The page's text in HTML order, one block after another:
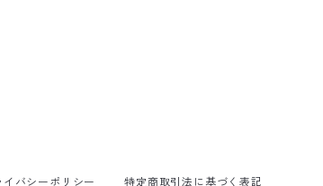
イバシーポリシー 特定商取引法に基づく表記